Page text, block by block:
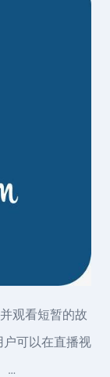
观看短暂的故
户可以在直播视
…